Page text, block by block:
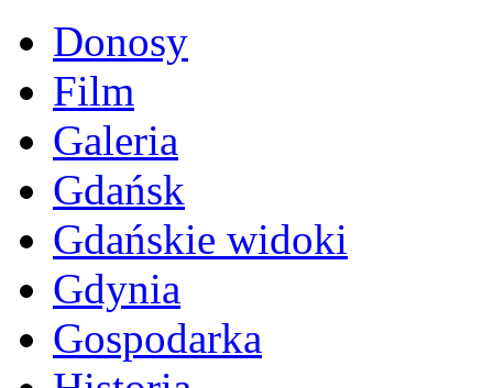
Donosy
Film
Galeria
Gdańsk
Gdańskie widoki
Gdynia
Gospodarka